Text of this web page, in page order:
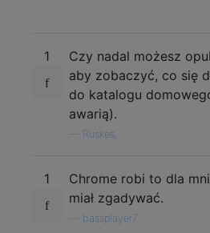
1
Czy nadal możesz
aby zobaczyć, co się
do katalogu
awarią).
Ruskes,
1
Chrome robi to dla
miał zgadywać.
bassplayer7